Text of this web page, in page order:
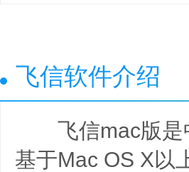
飞信软件介绍
飞信mac版是
基于Mac OS X以